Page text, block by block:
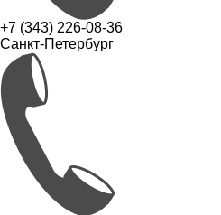
+7 (343) 226-08-36
Санкт-Петербург